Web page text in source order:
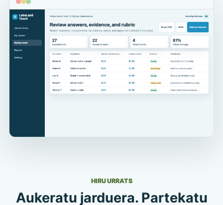
HIRU URRATS
Aukeratu jarduera. Partekatu